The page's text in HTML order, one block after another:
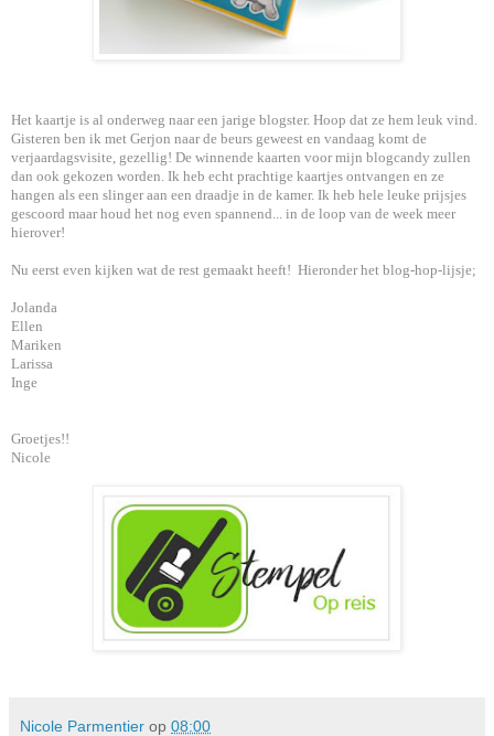
Het kaartje is al onderweg naar een jarige blogster. Hoop dat ze hem leuk vind.
Gisteren ben ik met Gerjon naar de beurs geweest en vandaag komt de
verjaardagsvisite, gezellig! De winnende kaarten voor mijn blogcandy zullen
dan ook gekozen worden. Ik heb echt prachtige kaartjes ontvangen en ze
hangen als een slinger aan een draadje in de kamer. Ik heb hele leuke prijsjes
gescoord maar houd het nog even spannend... in de loop van de week meer
hierover!
Nu eerst even kijken wat de rest gemaakt heeft! Hieronder het blog-hop-lijsje;
Jolanda
Ellen
Mariken
Larissa
Inge
Groetjes!!
Nicole
Nicole Parmentier op 08:00